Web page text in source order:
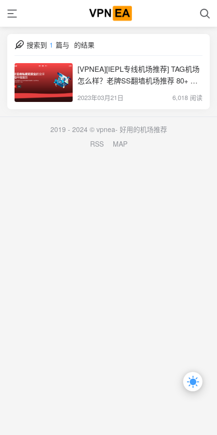
搜索到 1 篇与 的结果
[VPNEA][IEPL专线机场推荐] TAG机场
怎么样？老牌SS翻墙机场推荐 80+ 国
2023年03月21日 6,018 阅读
2019 - 2024 © vpnea- 好用的机场推荐
RSS
MAP